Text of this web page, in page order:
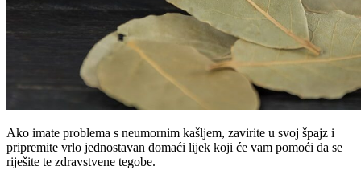
Ako imate problema s neumornim kašljem, zavirite u svoj špajz i
pripremite vrlo jednostavan domaći lijek koji će vam pomoći da se
riješite te zdravstvene tegobe.